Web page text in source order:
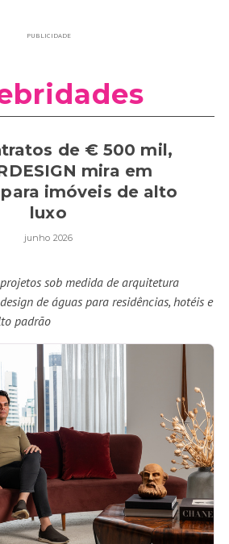
PUBLICIDADE
de € 500 mil,
mira em
imóveis de alto
luxo
junho 2026
sob medida de arquitetura
de águas para residências, hotéis e
padrão